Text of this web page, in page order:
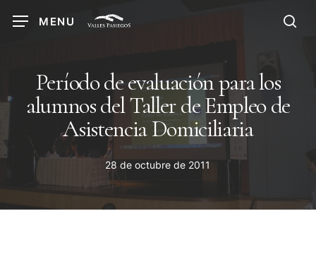
MENU
Período de evaluación para los
alumnos del Taller de Empleo de
Asistencia Domiciliaria
28 de octubre de 2011